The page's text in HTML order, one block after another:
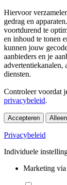
Hiervoor
gedrag en
voortdurend te
en inhoud te tonen
kunnen jouw
aanbieders en je
advertentiekanalen,
diensten.
Controleer voordat
privacybeleid.
Accepteren
Privacybeleid
Individuele
Marketing